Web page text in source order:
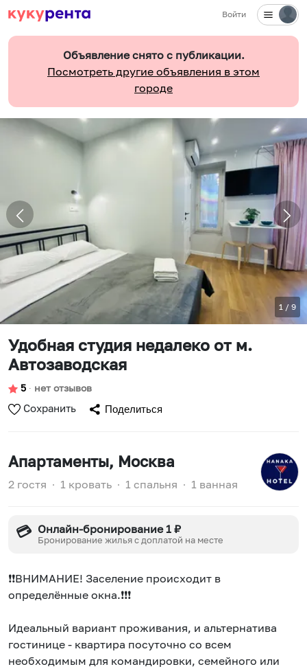
Войти
Объявление снято с публикации.
Посмотреть другие объявления в этом
городе
1 / 9
Удобная студия недалеко от м.
Автозаводская
5 ∙ нет отзывов
Сохранить Поделиться
Апартаменты, Москва
2 гостя ∙ 1 кровать ∙ 1 спальня ∙ 1 ванная
💳 Онлайн-бронирование 1 ₽
Бронирование жилья с доплатой на месте
❗❗BНИMAНИE! Зacеление проиcxoдит в
определённые окнa.❗❗❗
Идеальный вариант проживания, и альтернатива
гостинице - квартира посуточно со всем
необходимым для командировки, семейного или